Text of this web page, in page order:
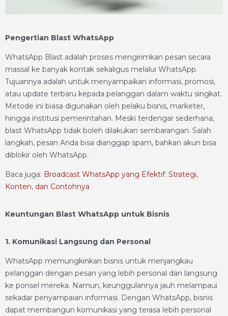
Pengertian Blast WhatsApp
WhatsApp Blast adalah proses mengirimkan pesan secara
massal ke banyak kontak sekaligus melalui WhatsApp.
Tujuannya adalah untuk menyampaikan informasi, promosi,
atau update terbaru kepada pelanggan dalam waktu singkat.
Metode ini biasa digunakan oleh pelaku bisnis, marketer,
hingga institusi pemerintahan. Meski terdengar sederhana,
blast WhatsApp tidak boleh dilakukan sembarangan. Salah
langkah, pesan Anda bisa dianggap spam, bahkan akun bisa
diblokir oleh WhatsApp.
Baca juga: Broadcast WhatsApp yang Efektif: Strategi,
Konten, dan Contohnya
Keuntungan Blast WhatsApp untuk Bisnis
1. Komunikasi Langsung dan Personal
WhatsApp memungkinkan bisnis untuk menjangkau
pelanggan dengan pesan yang lebih personal dan langsung
ke ponsel mereka. Namun, keunggulannya jauh melampaui
sekadar penyampaian informasi. Dengan WhatsApp, bisnis
dapat membangun komunikasi yang terasa lebih personal